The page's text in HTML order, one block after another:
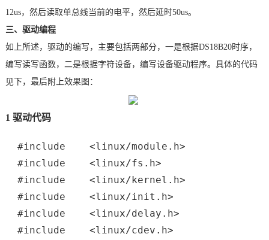
12us，然后读取单总线当前的电平，然后延时50us。
三、驱动编程
如上所述，驱动的编写，主要包括两部分，一是根据DS18B20时序，
编写读写函数，二是根据字符设备，编写设备驱动程序。具体的代码
见下，最后附上效果图：
1 驱动代码
#include <linux/module.h>
#include <linux/fs.h>
#include <linux/kernel.h>
#include <linux/init.h>
#include <linux/delay.h>
#include <linux/cdev.h>